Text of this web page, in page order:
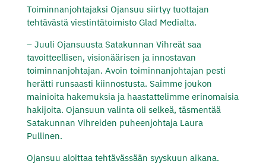
Toiminnanjohtajaksi Ojansuu siirtyy tuottajan
tehtävästä viestintätoimisto Glad Medialta.
– Juuli Ojansuusta Satakunnan Vihreät saa
tavoitteellisen, visionäärisen ja innostavan
toiminnanjohtajan. Avoin toiminnanjohtajan pesti
herätti runsaasti kiinnostusta. Saimme joukon
mainioita hakemuksia ja haastattelimme erinomaisia
hakijoita. Ojansuun valinta oli selkeä, täsmentää
Satakunnan Vihreiden puheenjohtaja Laura
Pullinen.
Ojansuu aloittaa tehtävässään syyskuun aikana.